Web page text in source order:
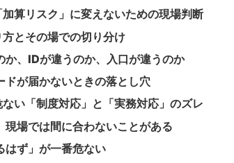
算リスク」に変えないための現場判断
とその場での切り分け
か、IDが違うのか、入口が違うのか
ドが届かないときの落とし穴
い「制度対応」と「実務対応」のズレ
現場では間に合わないことがある
はず」が一番危ない